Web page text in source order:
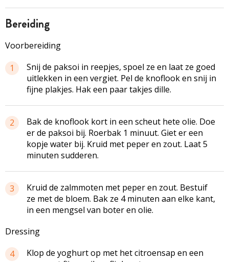
bereiding
Voorbereiding
1
Snij de paksoi in reepjes, spoel ze en laat ze goed
uitlekken in een vergiet. Pel de knoflook en snij in
fijne plakjes. Hak een paar takjes dille.
2
Bak de knoflook kort in een scheut hete olie. Doe
er de paksoi bij. Roerbak 1 minuut. Giet er een
kopje water bij. Kruid met peper en zout. Laat 5
minuten sudderen.
3
Kruid de zalmmoten met peper en zout. Bestuif
ze met de bloem. Bak ze 4 minuten aan elke kant,
in een mengsel van boter en olie.
Dressing
4
Klop de yoghurt op met het citroensap en een